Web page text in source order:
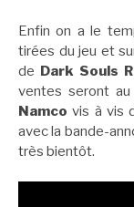
Enfin on a le
tirées du jeu et
de Dark Souls
ventes seront
Namco vis à vis
avec la bande-
très bientôt.